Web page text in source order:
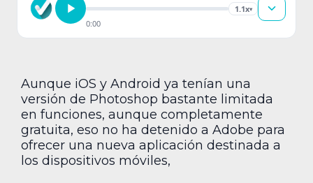
1.1x▾
0:00
Aunque iOS y Android ya tenían una
versión de Photoshop bastante limitada
en funciones, aunque completamente
gratuita, eso no ha detenido a Adobe para
ofrecer una nueva aplicación destinada a
los dispositivos móviles,